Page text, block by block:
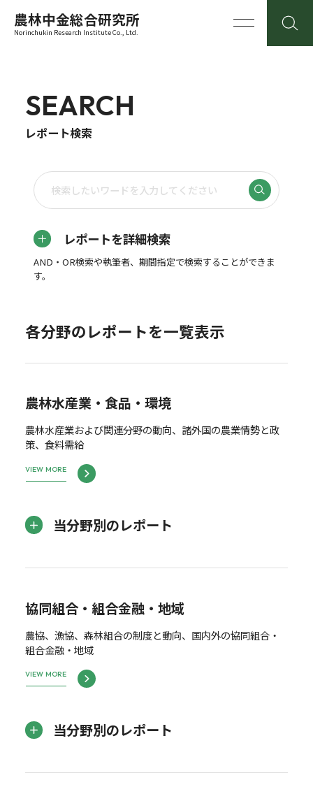
農林中金総合研究所
Norinchukin Research Institute Co., Ltd.
SEARCH
レポート検索
レポートを詳細検索
AND・OR検索や執筆者、期間指定で検索することができま
す。
各分野のレポートを一覧表示
農林水産業・食品・環境
農林水産業および関連分野の動向、諸外国の農業情勢と政
策、食料需給
VIEW MORE
当分野別のレポート
協同組合・組合金融・地域
農協、漁協、森林組合の制度と動向、国内外の協同組合・
組合金融・地域
VIEW MORE
当分野別のレポート